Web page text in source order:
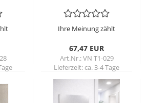
Ihre Meinung zählt
67,47 EUR
Art.Nr.: VN T1-029
Lieferzeit:ca. 3-4 Tage